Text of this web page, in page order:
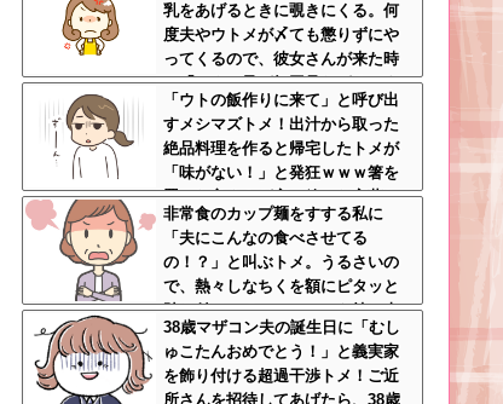
乳をあげるときに覗きにくる。何
度夫やウトメが〆ても懲りずにや
ってくるので、彼女さんが来た時
に「コウト君が毎回見たがるのよ
～ｗ」と言うと、彼女さん鬼の形
相でコウトの元へｗ
「ウトの飯作りに来て」と呼び出
すメシマズトメ！出汁から取った
絶品料理を作ると帰宅したトメが
「味がない！」と発狂ｗｗｗ箸を
置いた良ウトが言い放った言葉と
は←良ウトさんの神対応にスカッ
とする
非常食のカップ麺をすする私に
「夫にこんなの食べさせてる
の！？」と叫ぶトメ。うるさいの
で、熱々しなちくを額にピタッと
貼り付け、チャーシューを持ち上
げたらｗｗｗｗｗ
38歳マザコン夫の誕生日に「むし
ゅこたんおめでとう！」と義実家
を飾り付ける超過干渉トメ！ご近
所さんを招待してあげたら、38歳